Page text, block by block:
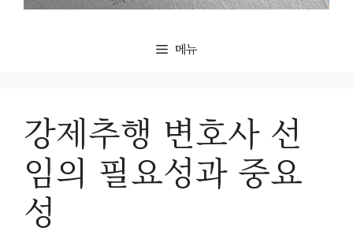
메뉴
강제추행 변호사 선
임의 필요성과 중요
성